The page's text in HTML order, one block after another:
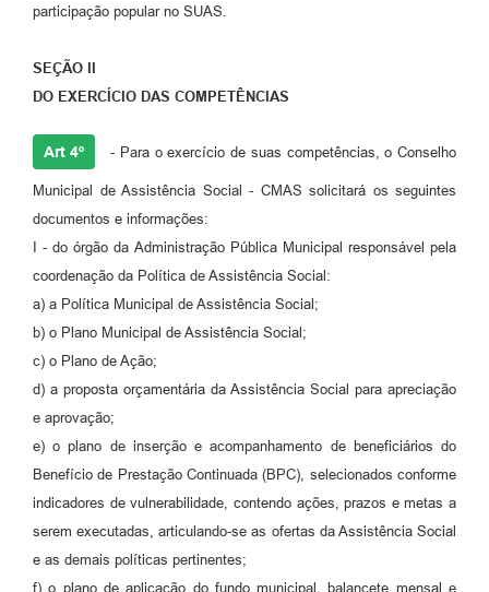
participação popular no SUAS.
SEÇÃO II
DO EXERCÍCIO DAS COMPETÊNCIAS
Art 4º - Para o exercício de suas competências, o Conselho
Municipal de Assistência Social - CMAS solicitará os seguintes
documentos e informações:
I - do órgão da Administração Pública Municipal responsável pela
coordenação da Política de Assistência Social:
a) a Política Municipal de Assistência Social;
b) o Plano Municipal de Assistência Social;
c) o Plano de Ação;
d) a proposta orçamentária da Assistência Social para apreciação
e aprovação;
e) o plano de inserção e acompanhamento de beneficiários do
Benefício de Prestação Continuada (BPC), selecionados conforme
indicadores de vulnerabilidade, contendo ações, prazos e metas a
serem executadas, articulando-se as ofertas da Assistência Social
e as demais políticas pertinentes;
f) o plano de aplicação do fundo municipal, balancete mensal e